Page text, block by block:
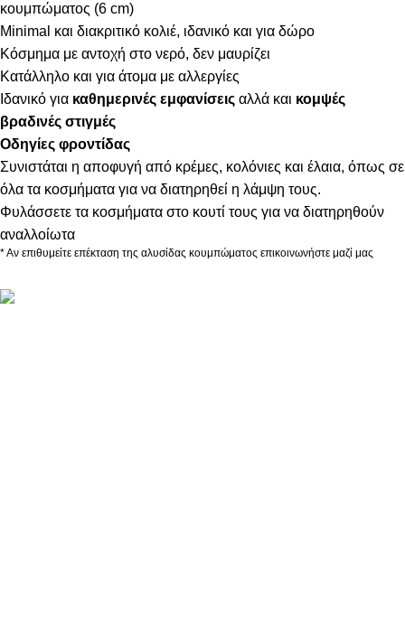
κουμπώματος (6 cm)
Minimal και διακριτικό κολιέ, ιδανικό και για δώρο
Κόσμημα με αντοχή στο νερό, δεν μαυρίζει
Κατάλληλο και για άτομα με αλλεργίες
Ιδανικό για καθημερινές εμφανίσεις αλλά και κομψές
βραδινές στιγμές
Οδηγίες φροντίδας
Συνιστάται η αποφυγή από κρέμες, κολόνιες και έλαια, όπως σε
όλα τα κοσμήματα για να διατηρηθεί η λάμψη τους.
Φυλάσσετε τα κοσμήματα στο κουτί τους για να διατηρηθούν
αναλλοίωτα
* Αν επιθυμείτε επέκταση της αλυσίδας κουμπώματος επικοινωνήστε μαζί μας